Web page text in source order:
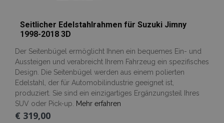
Seitlicher Edelstahlrahmen für Suzuki Jimny
1998-2018 3D
Der Seitenbügel ermöglicht Ihnen ein bequemes Ein- und
Aussteigen und verabreicht Ihrem Fahrzeug ein spezifisches
Design. Die Seitenbügel werden aus einem polierten
Edelstahl, der für Automobilindustrie geeignet ist,
produziert. Sie sind ein einzigartiges Ergänzungsteil Ihres
SUV oder Pick-up.
Mehr erfahren
€ 319,00